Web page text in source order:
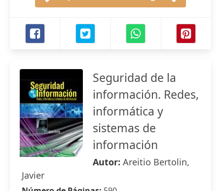
Seguridad de la
información. Redes,
informática y
sistemas de
información
Autor: Areitio Bertolin,
Javier